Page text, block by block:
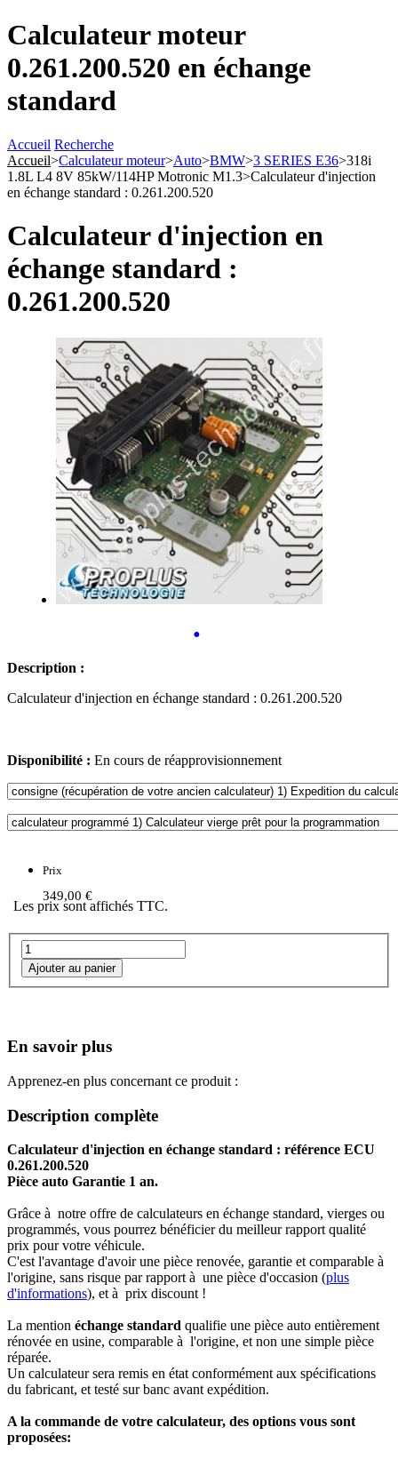
Calculateur moteur
0.261.200.520 en échange
standard
Accueil Recherche
Accueil>Calculateur moteur>Auto>BMW>3 SERIES E36>318i
1.8L L4 8V 85kW/114HP Motronic M1.3>Calculateur d'injection
en échange standard : 0.261.200.520
Calculateur d'injection en
échange standard :
0.261.200.520
•
Description :
Calculateur d'injection en échange standard : 0.261.200.520
Disponibilité : En cours de réapprovisionnement
Prix
349,00 €
Les prix sont affichés TTC.
En savoir plus
Apprenez-en plus concernant ce produit :
Description complète
Calculateur d'injection en échange standard : référence ECU
0.261.200.520
Pièce auto Garantie 1 an.
Grâce à notre offre de calculateurs en échange standard, vierges ou
programmés, vous pourrez bénéficier du meilleur rapport qualité
prix pour votre véhicule.
C'est l'avantage d'avoir une pièce renovée, garantie et comparable à
l'origine, sans risque par rapport à une pièce d'occasion (plus
d'informations), et à prix discount !
La mention échange standard qualifie une pièce auto entièrement
rénovée en usine, comparable à l'origine, et non une simple pièce
réparée.
Un calculateur sera remis en état conformément aux spécifications
du fabricant, et testé sur banc avant expédition.
A la commande de votre calculateur, des options vous sont
proposées: